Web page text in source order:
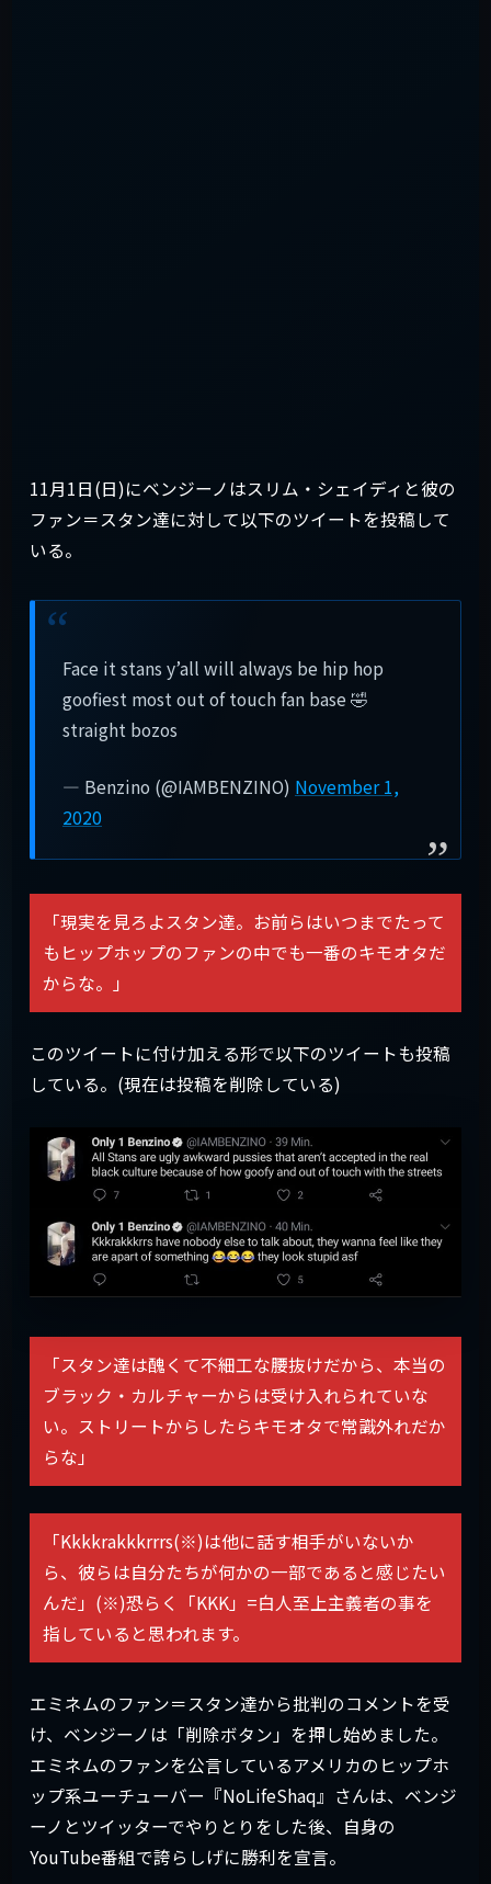
11月1日(日)にベンジーノはスリム・シェイディと彼の
ファン＝スタン達に対して以下のツイートを投稿して
いる。
Face it stans y’all will always be hip hop
goofiest most out of touch fan base 🤣
straight bozos
— Benzino (@IAMBENZINO) November 1,
2020
「現実を見ろよスタン達。お前らはいつまでたって
もヒップホップのファンの中でも一番のキモオタだ
からな。」
このツイートに付け加える形で以下のツイートも投稿
している。(現在は投稿を削除している)
「スタン達は醜くて不細工な腰抜けだから、本当の
ブラック・カルチャーからは受け入れられていな
い。ストリートからしたらキモオタで常識外れだか
らな」
「Kkkkrakkkrrrs(※)は他に話す相手がいないか
ら、彼らは自分たちが何かの一部であると感じたい
んだ」(※)恐らく「KKK」=白人至上主義者の事を
指していると思われます。
エミネムのファン＝スタン達から批判のコメントを受
け、ベンジーノは「削除ボタン」を押し始めました。
エミネムのファンを公言しているアメリカのヒップホ
ップ系ユーチューバー『NoLifeShaq』さんは、ベンジ
ーノとツイッターでやりとりをした後、自身の
YouTube番組で誇らしげに勝利を宣言。